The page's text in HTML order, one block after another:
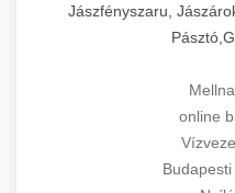
Jászfényszaru,
online